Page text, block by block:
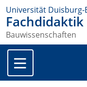
Universität Duisburg-
Bauwissenschaften